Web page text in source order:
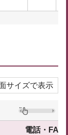
サイズで表示
電話・FAX